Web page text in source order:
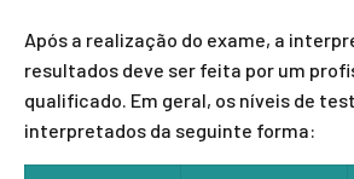
Após a realização do exame, a
resultados deve ser feita por um
qualificado. Em geral, os níveis de
interpretados da seguinte forma: